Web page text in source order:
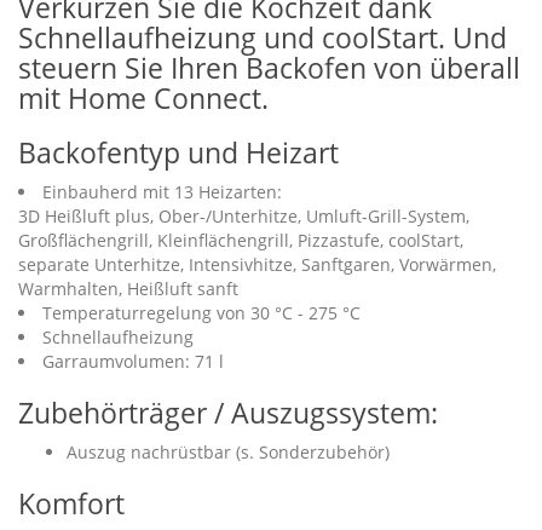
Schnellaufheizung und coolStart. Und
steuern Sie Ihren Backofen von überall
mit Home Connect.
Backofentyp und Heizart
Einbauherd mit 13 Heizarten:
3D Heißluft plus, Ober-/Unterhitze, Umluft-Grill-System,
Großflächengrill, Kleinflächengrill, Pizzastufe, coolStart,
separate Unterhitze, Intensivhitze, Sanftgaren, Vorwärmen,
Warmhalten, Heißluft sanft
Temperaturregelung von 30 °C - 275 °C
Schnellaufheizung
Garraumvolumen: 71 l
Zubehörträger / Auszugssystem:
Auszug nachrüstbar (s. Sonderzubehör)
Komfort